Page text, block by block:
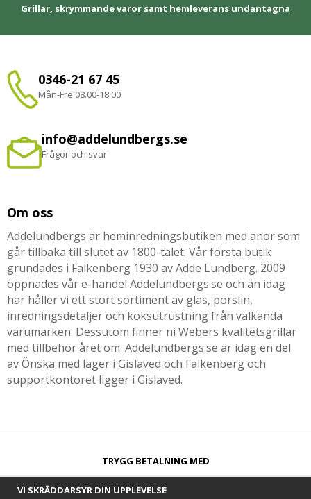
Grillar, skrymmande varor samt hemleverans undantagna
0346-21 67 45
Mån-Fre 08.00-18.00
info@addelundbergs.se
Frågor och svar
Om oss
Addelundbergs är heminredningsbutiken med anor som
går tillbaka till slutet av 1800-talet. Vår första butik
grundades i Falkenberg 1930 av Adde Lundberg. 2009
öppnades vår e-handel Addelundbergs.se och än idag
har håller vi ett stort sortiment av glas, porslin,
inredningsdetaljer och köksutrustning från välkända
varumärken. Dessutom finner ni Webers kvalitetsgrillar
med tillbehör året om. Addelundbergs.se är idag en del
av Önska med lager i Gislaved och Falkenberg och
supportkontoret ligger i Gislaved.
TRYGG BETALNING MED​
VI SKRÄDDARSYR DIN UPPLEVELSE